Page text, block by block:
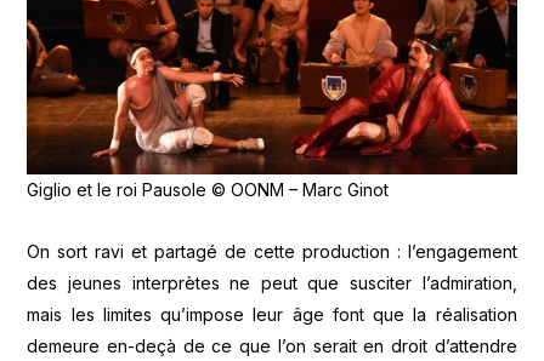
Giglio et le roi Pausole © OONM – Marc Ginot
On sort ravi et partagé de cette production : l’engagement
des jeunes interprètes ne peut que susciter l’admiration,
mais les limites qu’impose leur âge font que la réalisation
demeure en-deçà de ce que l’on serait en droit d’attendre